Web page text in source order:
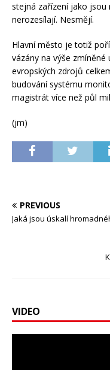
stejná zařízení jako jsou
nerozesílají. Nesmějí.
Hlavní město je totiž
vázány na výše zmíněné
evropských zdrojů
budování systému
magistrát více než půl
(jm)
PREVIOUS
Jaká jsou úskalí
VIDEO